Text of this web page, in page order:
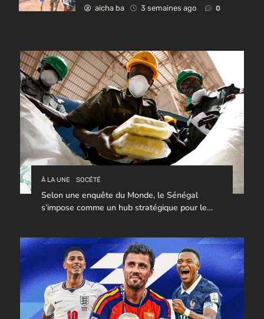
aicha ba 3 semaines ago 0
À LA UNE SOCÉTÉ
Selon une enquête du Monde, le Sénégal
s’impose comme un hub stratégique pour le